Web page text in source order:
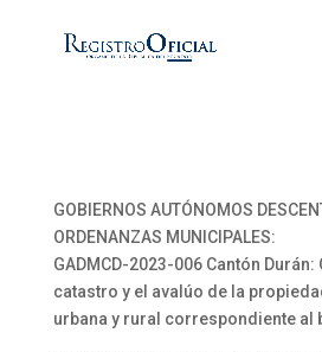
GOBIERNOS AUTÓNOMOS
ORDENANZAS MUNICIPALES:
GADMCD-2023-006 Cantón Durán:
catastro y el avalúo de la
urbana y rural correspondiente al